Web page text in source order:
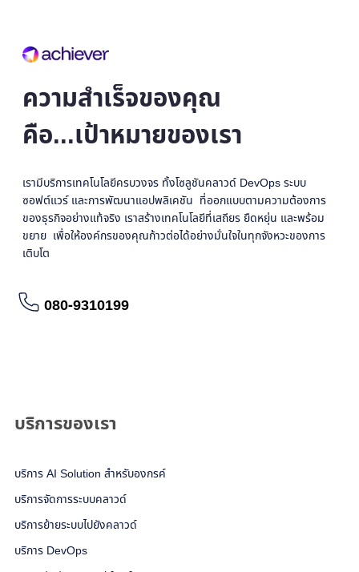
ความสำเร็จของคุณ
คือ...เป้าหมายของเรา
เรามีบริการเทคโนโลยีครบวงจร ทั้งโซลูชันคลาวด์ DevOps ระบบ
ซอฟต์แวร์ และการพัฒนาแอปพลิเคชัน ที่ออกแบบตามความต้องการ
ของธุรกิจอย่างแท้จริง เราสร้างเทคโนโลยีที่เสถียร ยืดหยุ่น และพร้อม
ขยาย เพื่อให้องค์กรของคุณก้าวต่อได้อย่างมั่นใจในทุกจังหวะของการ
เติบโต
080-9310199
บริการของเรา
บริการ AI Solution สำหรับองกรค์
บริการจัดการระบบคลาวด์
บริการย้ายระบบไปยังคลาวด์
บริการ DevOps